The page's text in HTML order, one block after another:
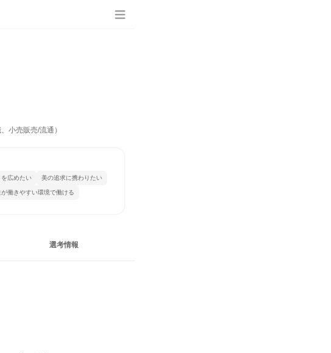
小売販売/流通）
広めたい 美の追求に携わりたい
が働きやすい環境で働ける
選考情報